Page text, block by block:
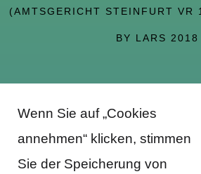
(AMTSGERICHT STEINFURT VR
BY LARS 2018
About Trausti
Wenn Sie auf „Cookies
annehmen“ klicken, stimmen
Sie der Speicherung von